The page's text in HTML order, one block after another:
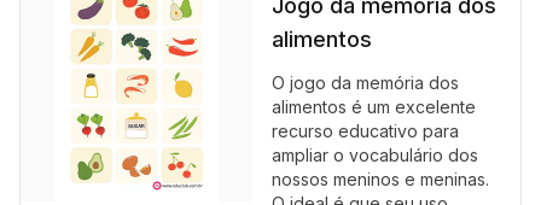
Jogo da memória dos
alimentos
O jogo da memória dos
alimentos é um excelente
recurso educativo para
ampliar o vocabulário dos
nossos meninos e meninas.